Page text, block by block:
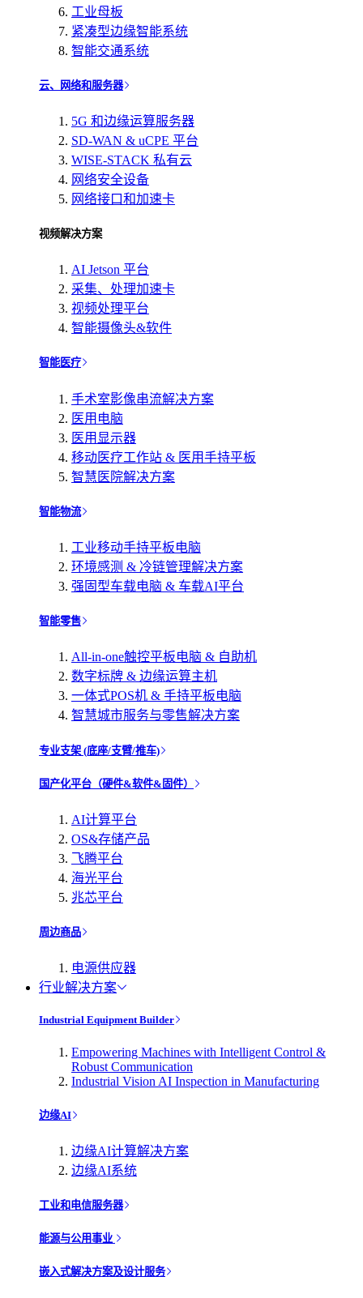
工业母板
紧凑型边缘智能系统
智能交通系统
云、网络和服务器
5G 和边缘运算服务器
SD-WAN & uCPE 平台
WISE-STACK 私有云
网络安全设备
网络接口和加速卡
视频解决方案
AI Jetson 平台
采集、处理加速卡
视频处理平台
智能摄像头&软件
智能医疗
手术室影像串流解决方案
医用电脑
医用显示器
移动医疗工作站 & 医用手持平板
智慧医院解决方案
智能物流
工业移动手持平板电脑
环境感测 & 冷链管理解决方案
强固型车载电脑 & 车载AI平台
智能零售
All-in-one触控平板电脑 & 自助机
数字标牌 & 边缘运算主机
一体式POS机 & 手持平板电脑
智慧城市服务与零售解决方案
专业支架 (底座/支臂/推车)
国产化平台（硬件&软件&固件）
AI计算平台
OS&存储产品
飞腾平台
海光平台
兆芯平台
周边商品
电源供应器
行业解决方案
Industrial Equipment Builder
Empowering Machines with Intelligent Control &
Robust Communication
Industrial Vision AI Inspection in Manufacturing
边缘AI
边缘AI计算解决方案
边缘AI系统
工业和电信服务器
能源与公用事业
嵌入式解决方案及设计服务